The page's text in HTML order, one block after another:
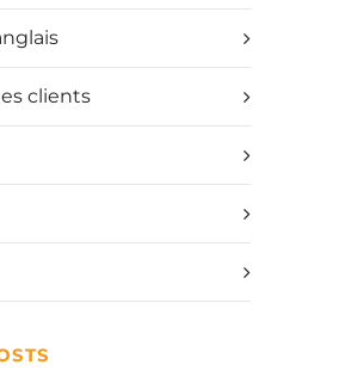
clients